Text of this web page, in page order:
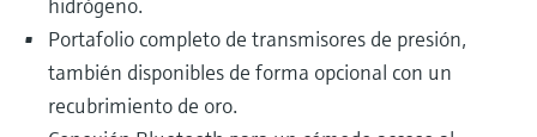
Portafolio completo de transmisores de presión,
también disponibles de forma opcional con un
recubrimiento de oro.